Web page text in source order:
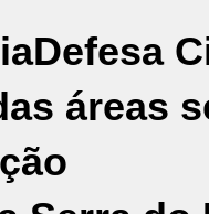
Defesa
áreas